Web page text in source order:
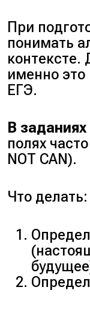
При
понимать
именно это
ЕГЭ.
В
полях
NOT CAN).
Что делать: